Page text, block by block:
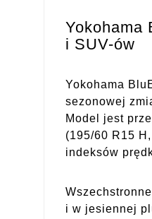
Yokohama
i SUV-ów
Yokohama
sezonowej
Model jest
(195/60 R15
indeksów
i w jesiennej